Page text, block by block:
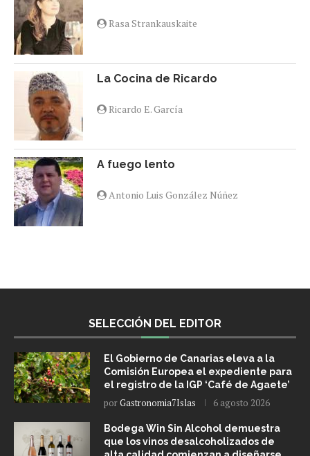
Rasa Strankauskaite
La Cocina de Ricardo
Ricardo E. García
A fuego lento
Antonio Luis González Núñez
SELECCIÓN DEL EDITOR
El Gobierno de Canarias eleva a la
Comisión Europea el expediente para
el registro de la IGP ‘Café de Agaete’
porGastronomia7Islas 6 agosto 2026
Bodega Win Sin Alcohol demuestra
que los vinos desalcoholizados de